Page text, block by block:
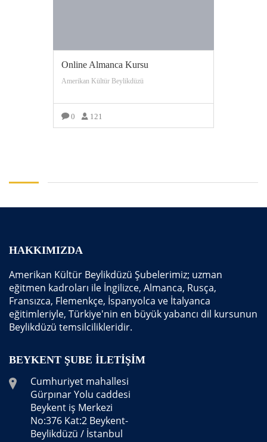
Online Almanca Kursu
Amerikan Kültür Beylikdüzü
0 121
HAKKIMIZDA
Amerikan Kültür Beylikdüzü Şubelerimiz; uzman
eğitmen kadroları ile İngilizce, Almanca, Rusça,
Fransızca, Flemenkçe, İspanyolca ve İtalyanca
eğitimleriyle, Türkiye'nin en büyük yabancı dil kursunun
Beylikdüzü temsilcilikleridir.
BEYKENT ŞUBE İLETIŞIM
Cumhuriyet mahallesi
Gürpınar Yolu caddesi
Beykent iş Merkezi
No:376 Kat:2 Beykent-
Beylikdüzü / İstanbul